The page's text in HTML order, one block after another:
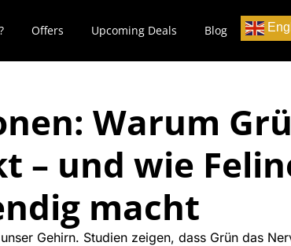
Offers Upcoming Deals Blog
Warum
– und wie
macht
Gehirn. Studien zeigen, dass Grün das